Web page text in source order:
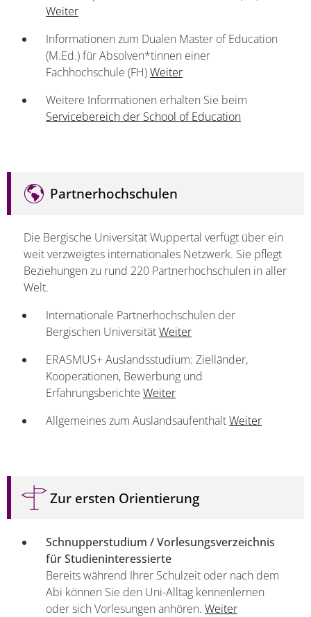
Weiter
Informationen zum Dualen Master of Education
(M.Ed.) für Absolven*tinnen einer
Fachhochschule (FH)Weiter
Weitere Informationen erhalten Sie beim
Servicebereich der School of Education
Partnerhochschulen
Die Bergische Universität Wuppertal verfügt über ein
weit verzweigtes internationales Netzwerk. Sie pflegt
Beziehungen zu rund 220 Partnerhochschulen in aller
Welt.
Internationale Partnerhochschulen der
Bergischen UniversitätWeiter
ERASMUS+ Auslandsstudium: Zielländer,
Kooperationen, Bewerbung und
Erfahrungsberichte Weiter
Allgemeines zum AuslandsaufenthaltWeiter
Zur ersten Orientierung
Schnupperstudium / Vorlesungsverzeichnis
für Studieninteressierte
Bereits während Ihrer Schulzeit oder nach dem
Abi können Sie den Uni-Alltag kennenlernen
oder sich Vorlesungen anhören. Weiter